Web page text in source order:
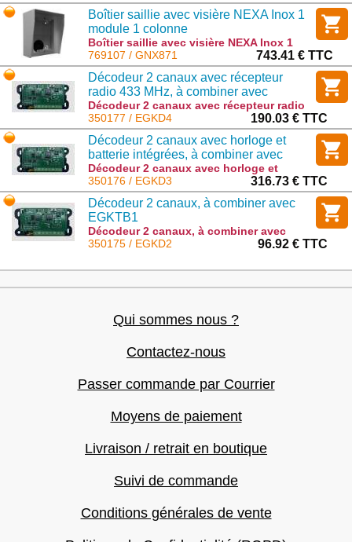
Boîtier saillie avec visière NEXA Inox 1
module 1 colonne
Boîtier saillie avec visière NEXA Inox 1
module 1 colonne : GNX871
769107 / GNX871
743.41 € TTC
Décodeur 2 canaux avec récepteur
radio 433 MHz, à combiner avec
EGKTB2
Décodeur 2 canaux avec récepteur radio
433 MHz, à combiner avec EGKTB2 :
EGKD4
350177 / EGKD4
190.03 € TTC
Décodeur 2 canaux avec horloge et
batterie intégrées, à combiner avec
EGKTB2
Décodeur 2 canaux avec horloge et
batterie intégrées, à combiner avec
EGKTB2 : EGKD3
350176 / EGKD3
316.73 € TTC
Décodeur 2 canaux, à combiner avec
EGKTB1
Décodeur 2 canaux, à combiner avec
EGKTB1 : EGKD2
350175 / EGKD2 96.92 € TTC
Qui sommes nous ?
Contactez-nous
Passer commande par Courrier
Moyens de paiement
Livraison / retrait en boutique
Suivi de commande
Conditions générales de vente